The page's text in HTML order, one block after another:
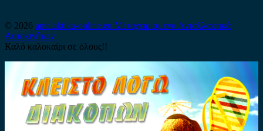
© 2026 antalaktika-online.eu Μεταχειρισμένα Ανταλλακτικά
Αυτοκινήτων
Καλό καλοκαίρι σε όλους!!